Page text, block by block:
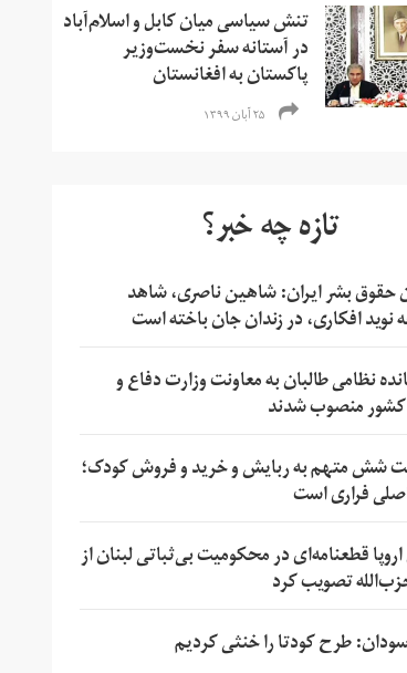
تنش سیاسی میان کابل و اسلام‌آباد
در آستانه سفر نخست‌وزیر
پاکستان به افغانستان
۲۵ آبان ۱۳۹۹
تازه چه خبر؟
حقوق بشر ایران: شاهین ناصری، شاهد
افکاری، در زندان جان باخته است
نظامی طالبان به معاونت وزارت دفاع و
منصوب شدند
شش متهم به ربایش و خرید و فروش کودک؛
فراری است
اروپا قطعنامه‌ای در محکومیت بی‌ثباتی لبنان از
تصویب کرد
طرح کودتا را خنثی کردیم